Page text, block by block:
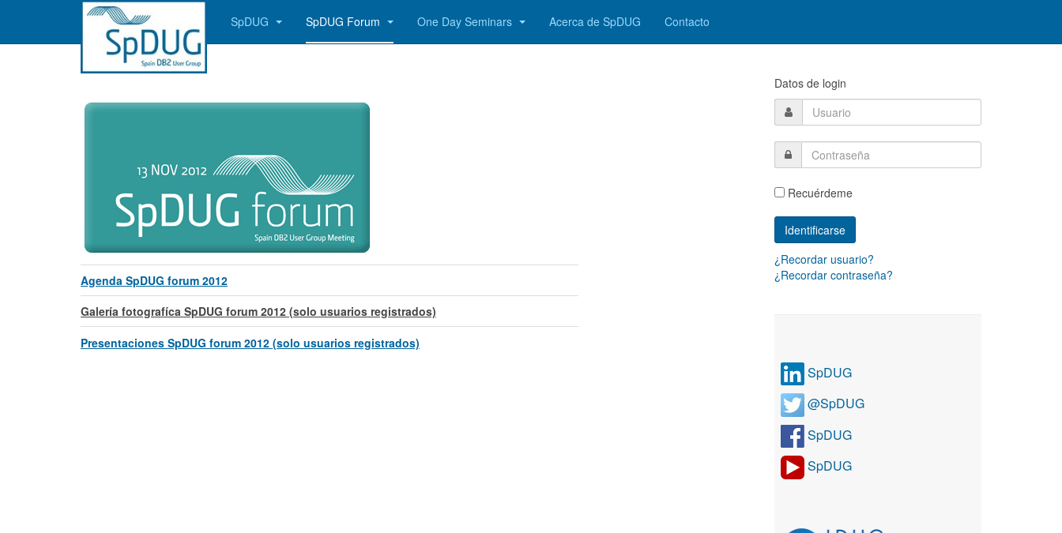
SpDUG SpDUG Forum One Day Seminars Acerca de SpDUG Contacto
Agenda SpDUG forum 2012
Galería fotografíca SpDUG forum 2012 (solo usuarios registrados)
Presentaciones SpDUG forum 2012 (solo usuarios registrados)
Datos de login
Recuérdeme
¿Recordar usuario?
¿Recordar contraseña?
SpDUG
@SpDUG
SpDUG
SpDUG